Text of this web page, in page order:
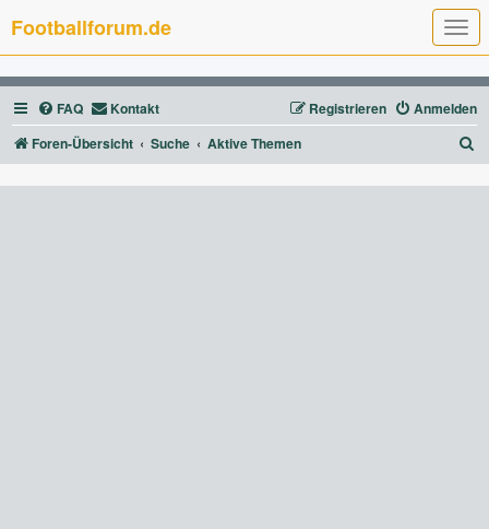
T
o
g
g
l
e
n
a
g
Footballforum.de
FAQ Kontakt Anmelden
Registrieren
Foren-Übersicht
Suche Aktive Themen
u